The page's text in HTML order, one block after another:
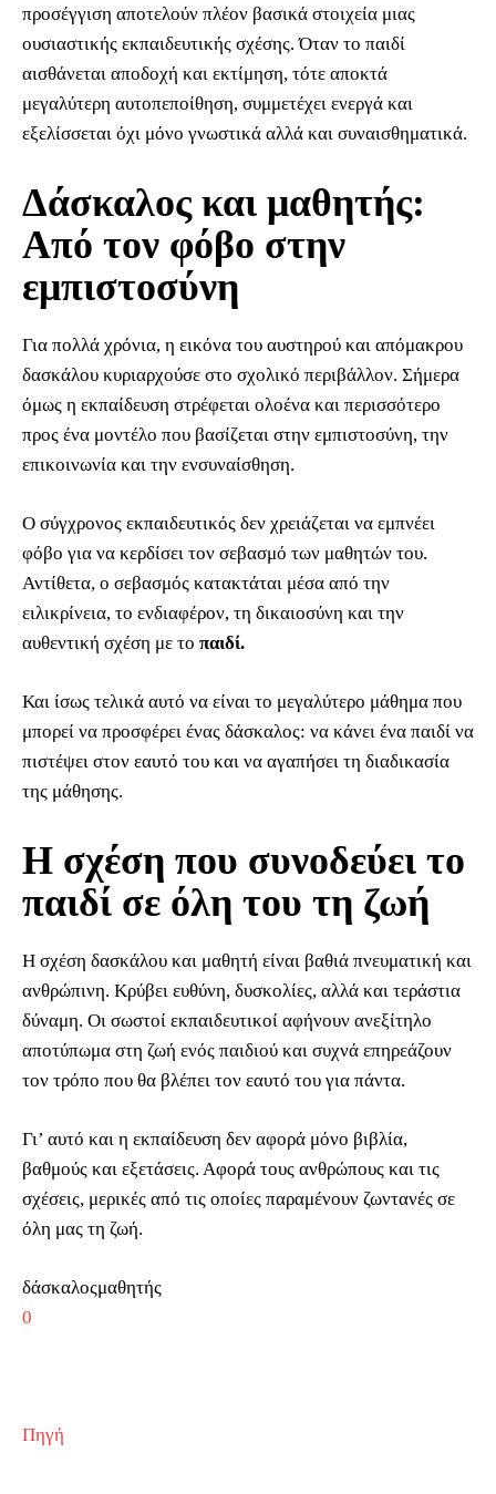
προσέγγιση αποτελούν πλέον βασικά στοιχεία μιας
ουσιαστικής εκπαιδευτικής σχέσης. Όταν το παιδί
αισθάνεται αποδοχή και εκτίμηση, τότε αποκτά
μεγαλύτερη αυτοπεποίθηση, συμμετέχει ενεργά και
εξελίσσεται όχι μόνο γνωστικά αλλά και συναισθηματικά.
Δάσκαλος και μαθητής:
Από τον φόβο στην
εμπιστοσύνη
Για πολλά χρόνια, η εικόνα του αυστηρού και απόμακρου
δασκάλου κυριαρχούσε στο σχολικό περιβάλλον. Σήμερα
όμως η εκπαίδευση στρέφεται ολοένα και περισσότερο
προς ένα μοντέλο που βασίζεται στην εμπιστοσύνη, την
επικοινωνία και την ενσυναίσθηση.
Ο σύγχρονος εκπαιδευτικός δεν χρειάζεται να εμπνέει
φόβο για να κερδίσει τον σεβασμό των μαθητών του.
Αντίθετα, ο σεβασμός κατακτάται μέσα από την
ειλικρίνεια, το ενδιαφέρον, τη δικαιοσύνη και την
αυθεντική σχέση με το παιδί.
Και ίσως τελικά αυτό να είναι το μεγαλύτερο μάθημα που
μπορεί να προσφέρει ένας δάσκαλος: να κάνει ένα παιδί να
πιστέψει στον εαυτό του και να αγαπήσει τη διαδικασία
της μάθησης.
Η σχέση που συνοδεύει το
παιδί σε όλη του τη ζωή
Η σχέση δασκάλου και μαθητή είναι βαθιά πνευματική και
ανθρώπινη. Κρύβει ευθύνη, δυσκολίες, αλλά και τεράστια
δύναμη. Οι σωστοί εκπαιδευτικοί αφήνουν ανεξίτηλο
αποτύπωμα στη ζωή ενός παιδιού και συχνά επηρεάζουν
τον τρόπο που θα βλέπει τον εαυτό του για πάντα.
Γι’ αυτό και η εκπαίδευση δεν αφορά μόνο βιβλία,
βαθμούς και εξετάσεις. Αφορά τους ανθρώπους και τις
σχέσεις, μερικές από τις οποίες παραμένουν ζωντανές σε
όλη μας τη ζωή.
δάσκαλοςμαθητής
0
Πηγή